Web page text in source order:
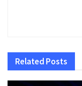
Related Posts